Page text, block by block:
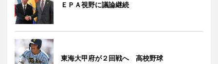
ＥＰＡ視野に議論継続
東海大甲府が２回戦へ 高校野球